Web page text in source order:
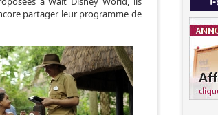
partager leur programme de